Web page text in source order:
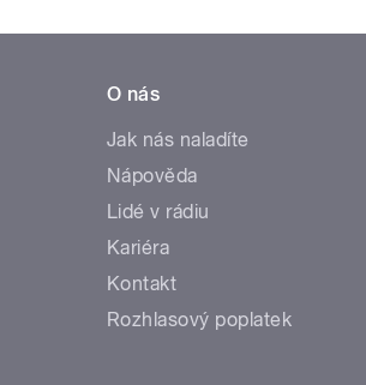
O nás
Jak nás naladíte
Nápověda
Lidé v rádiu
Kariéra
Kontakt
Rozhlasový poplatek